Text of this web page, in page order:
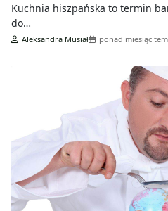
Kuchnia hiszpańska to termin
do…
Aleksandra Musiał ponad miesiąc